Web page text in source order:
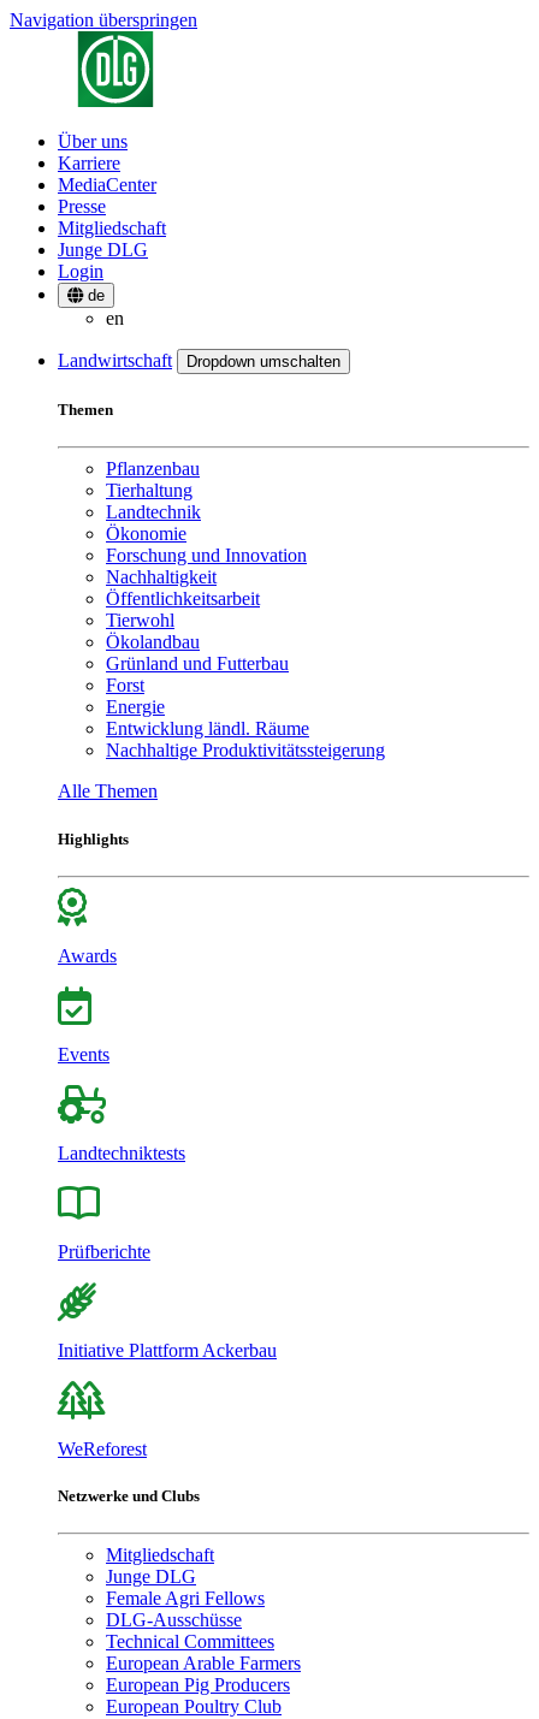
Navigation überspringen
Über uns
Karriere
MediaCenter
Presse
Mitgliedschaft
Junge DLG
Login
de
en
Landwirtschaft Dropdown umschalten
Themen
Pflanzenbau
Tierhaltung
Landtechnik
Ökonomie
Forschung und Innovation
Nachhaltigkeit
Öffentlichkeitsarbeit
Tierwohl
Ökolandbau
Grünland und Futterbau
Forst
Energie
Entwicklung ländl. Räume
Nachhaltige Produktivitätssteigerung
Alle Themen
Highlights
Awards
Events
Landtechniktests
Prüfberichte
Initiative Plattform Ackerbau
WeReforest
Netzwerke und Clubs
Mitgliedschaft
Junge DLG
Female Agri Fellows
DLG-Ausschüsse
Technical Committees
European Arable Farmers
European Pig Producers
European Poultry Club